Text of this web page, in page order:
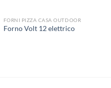
FORNI PIZZA CASA OUTDOOR
Forno Volt 12 elettrico